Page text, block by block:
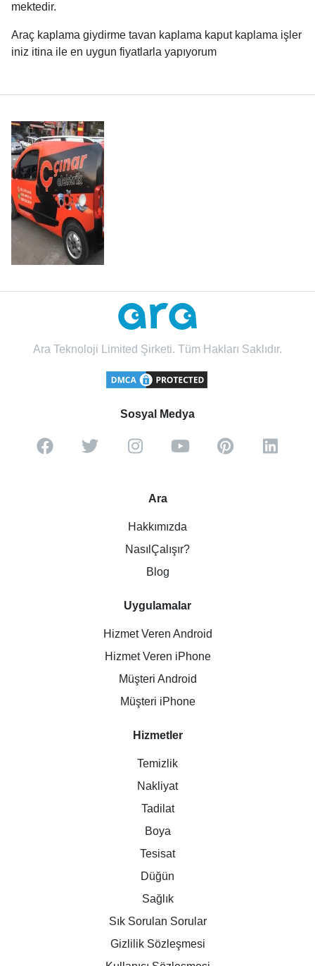
mektedir.
Araç kaplama giydirme tavan kaplama kaput kaplama işler
iniz itina ile en uygun fiyatlarla yapıyorum
Ara Teknoloji Limited Şirketi. Tüm Hakları Saklıdır.
Sosyal Medya
Ara
Hakkımızda
NasılÇalışır?
Blog
Uygulamalar
Hizmet Veren Android
Hizmet Veren iPhone
Müşteri Android
Müşteri iPhone
Hizmetler
Temizlik
Nakliyat
Tadilat
Boya
Tesisat
Düğün
Sağlık
Sık Sorulan Sorular
Gizlilik Sözleşmesi